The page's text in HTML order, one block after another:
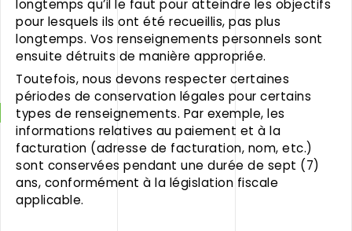
longtemps qu’il le faut pour atteindre les objectifs
pour lesquels ils ont été recueillis, pas plus
longtemps. Vos renseignements personnels sont
ensuite détruits de manière appropriée.
Toutefois, nous devons respecter certaines
périodes de conservation légales pour certains
types de renseignements. Par exemple, les
informations relatives au paiement et à la
facturation (adresse de facturation, nom, etc.)
sont conservées pendant une durée de sept (7)
ans, conformément à la législation fiscale
applicable.